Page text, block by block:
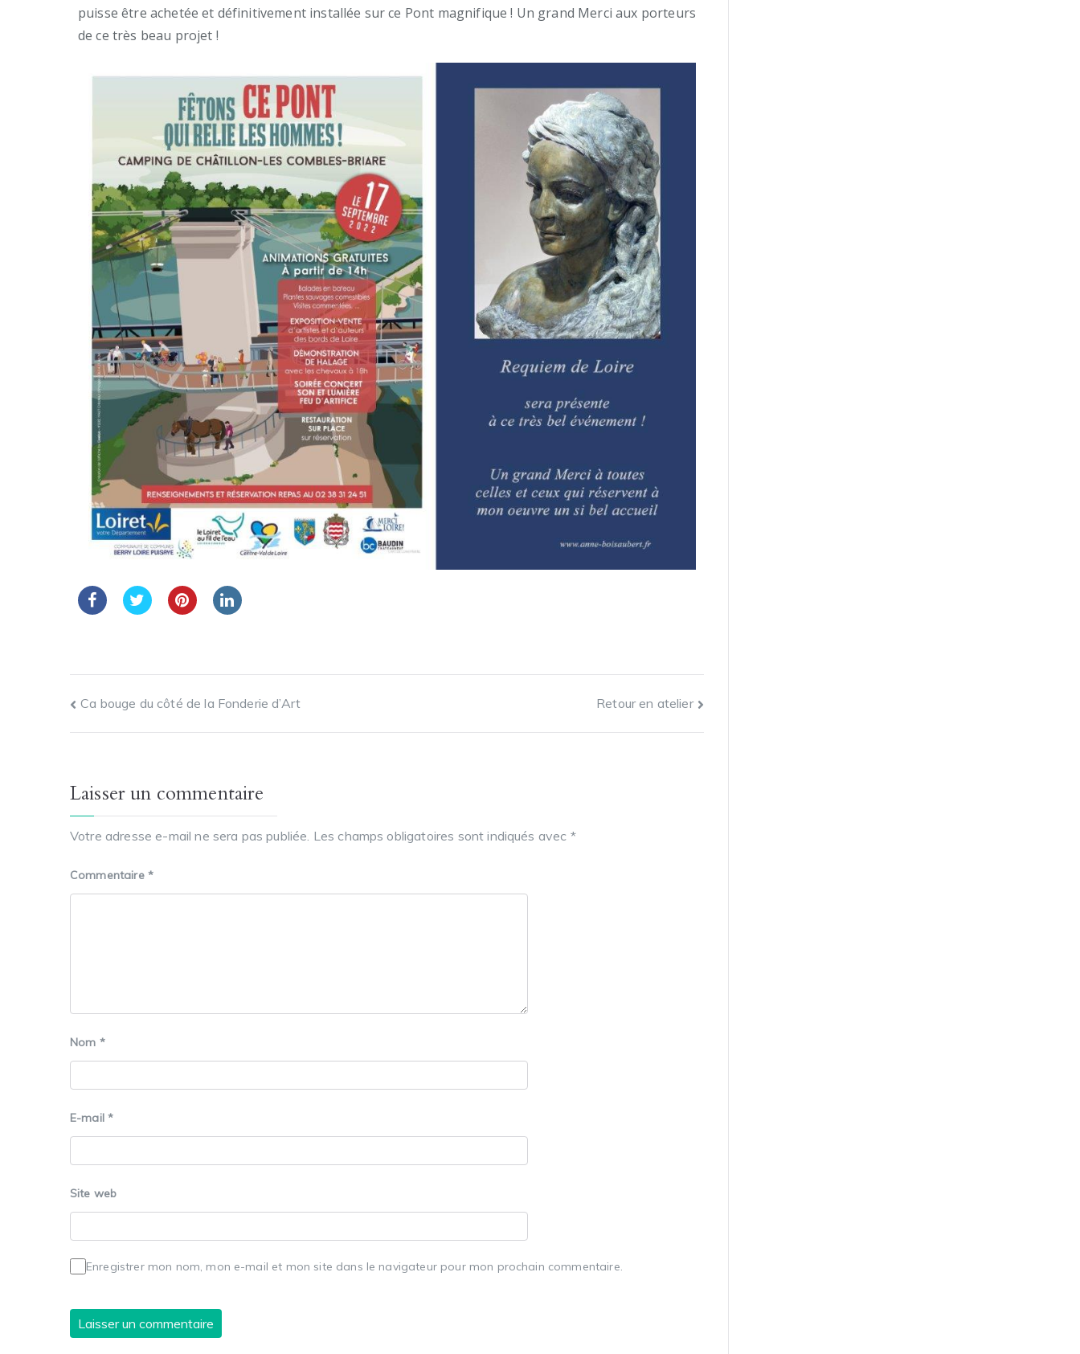
puisse être achetée et définitivement installée sur ce Pont magnifique ! Un grand Merci aux porteurs
de ce très beau projet !
Ca bouge du côté de la Fonderie d’Art Retour en atelier
Laisser un commentaire
Votre adresse e-mail ne sera pas publiée. Les champs obligatoires sont indiqués avec *
Commentaire *
Nom *
E-mail*
Site web
Enregistrer mon nom, mon e-mail et mon site dans le navigateur pour mon prochain commentaire.